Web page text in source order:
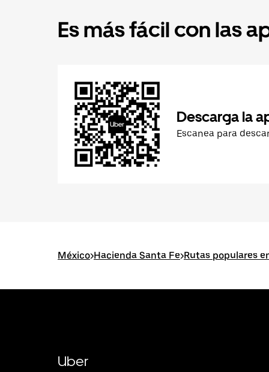
Es más fácil con las
Descarga la
Escanea para
México>Hacienda Santa Fe>Rutas populares
Uber